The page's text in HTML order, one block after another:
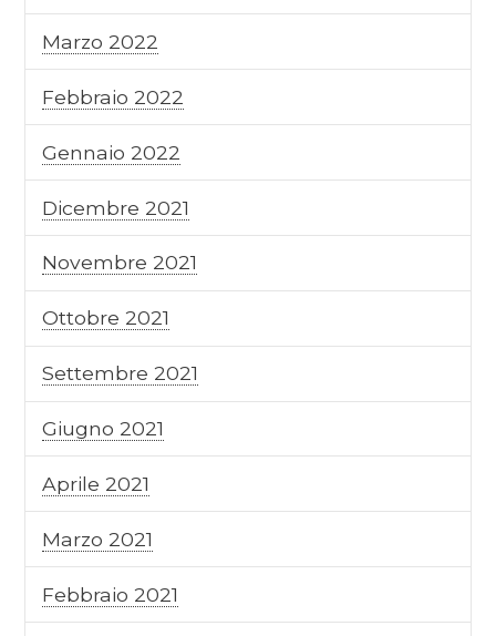
Marzo 2022
Febbraio 2022
Gennaio 2022
Dicembre 2021
Novembre 2021
Ottobre 2021
Settembre 2021
Giugno 2021
Aprile 2021
Marzo 2021
Febbraio 2021